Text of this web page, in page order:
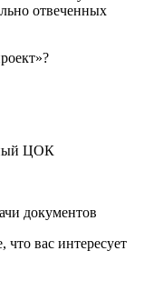
отвеченных
ЦОК
документов
вас интересует